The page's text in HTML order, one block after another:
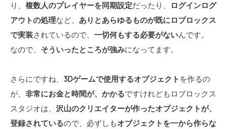
り、 複数人のプレイヤーを同期設定だったり、
ログインログ
アウトの処理など、 ありとあらゆるものが既にロブロックス
で実装されているので、 一切何もする必要がないんです。
なので、 そういったところが強みになってます。
さらにですね、 3Dゲームで使用するオブジェクト を作るの
が、 非常にお金と時間が、かかるですけれどもロブロックス
スタジオは、 沢山のクリエイターが作ったオブジェクトが、
登録されているので、必ずしもオブジェクトを一から作らな